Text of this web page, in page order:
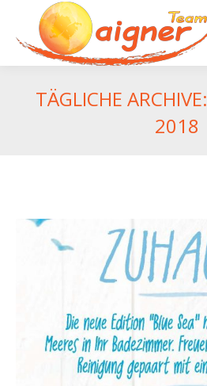
TÄGLICHE ARCHIVE:
2018